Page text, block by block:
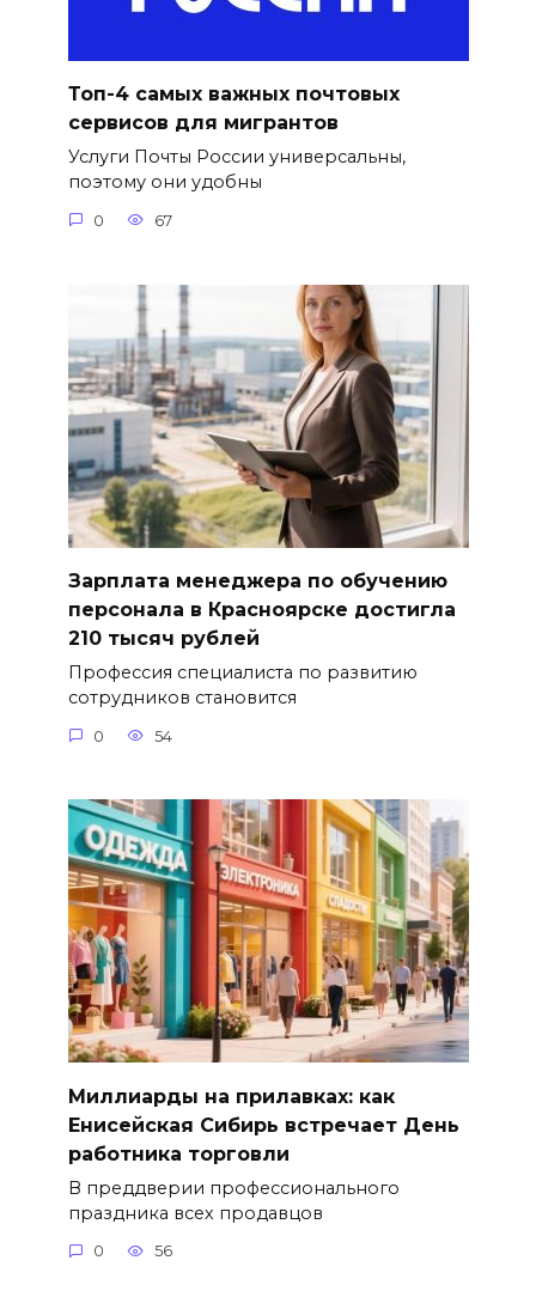
Топ-4 самых важных почтовых
сервисов для мигрантов
Услуги Почты России универсальны,
поэтому они удобны
0 67
Зарплата менеджера по обучению
персонала в Красноярске достигла
210 тысяч рублей
Профессия специалиста по развитию
сотрудников становится
0 54
Миллиарды на прилавках: как
Енисейская Сибирь встречает День
работника торговли
В преддверии профессионального
праздника всех продавцов
0 56